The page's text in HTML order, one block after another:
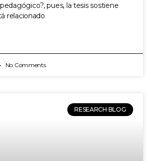
pues, la tesis sostiene
relacionado
No Comments
RESEARCH BLOG